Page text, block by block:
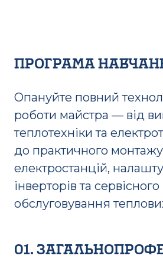
програма
Опануйте повний
роботи майстра — від
теплотехніки та
до практичного
електростанцій,
інверторів та сервісного
обслуговування
01.